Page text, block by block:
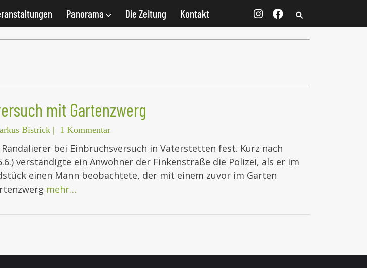
Panorama Die Zeitung Kontakt
mit Gartenzwerg
Bistrick | 1 Kommentar
bei Einbruchsversuch in Vaterstetten fest. Kurz nach
verständigte ein Anwohner der Finkenstraße die Polizei, als er im
einen Mann beobachtete, der mit einem zuvor im Garten
mehr…